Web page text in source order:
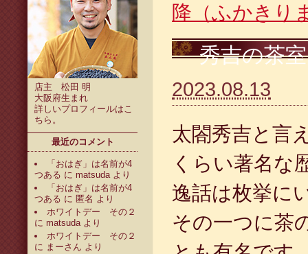
店主 松田 明
大阪府生まれ
詳しいプロフィールはこ
ちら 。
最近のコメント
「おはぎ」は名前が4
つある に matsudaより
「おはぎ」は名前が4
つある に 匿名 より
ホワイトデー その２
に matsudaより
ホワイトデー その２
に まーさん より
降（ふかきり
秀吉の茶室
2023.08.13
太閤秀吉と言
くらい著名な
逸話は枚挙に
その一つに茶